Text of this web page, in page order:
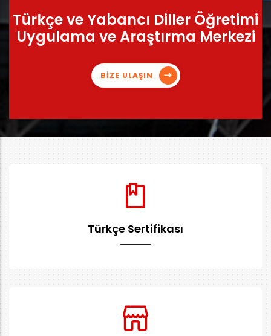
Türkçe ve Yabancı Diller Öğretimi
Uygulama ve Araştırma Merkezi
BİZE ULAŞIN
Türkçe Sertifikası